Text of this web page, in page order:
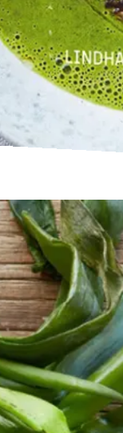
Catalansk
bønnesala
grillede
grøntsage
salbitxada-